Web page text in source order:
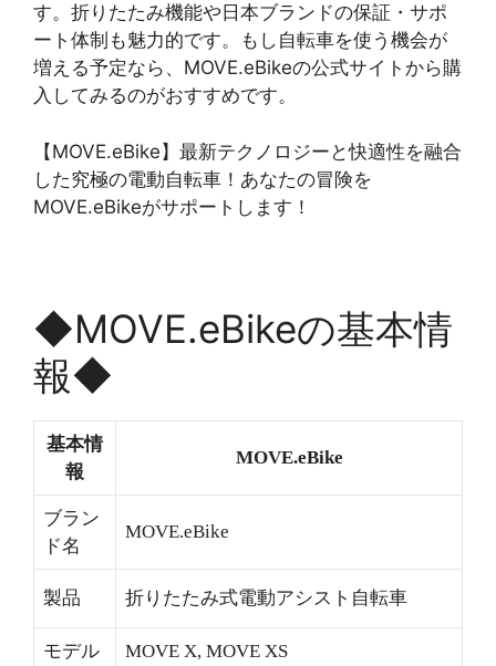
す。折りたたみ機能や日本ブランドの保証・サポ
ート体制も魅力的です。もし自転車を使う機会が
増える予定なら、MOVE.eBikeの公式サイトから購
入してみるのがおすすめです。
【MOVE.eBike】最新テクノロジーと快適性を融合
した究極の電動自転車！あなたの冒険を
MOVE.eBikeがサポートします！
◆MOVE.eBikeの基本情
報◆
基本情
報
MOVE.eBike
ブラン
ド名
MOVE.eBike
製品 折りたたみ式電動アシスト自転車
モデル MOVE X, MOVE XS